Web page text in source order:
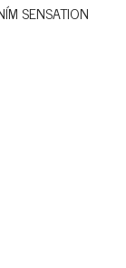
SENSATION